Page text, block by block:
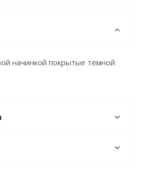
начинкой покрытые тёмной